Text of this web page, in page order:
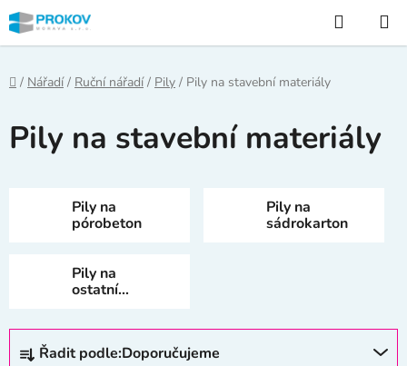
Přejít
na
obsah
Hledat
Domů
/ Nářadí / Ruční nářadí / Pily / Pily na stavební materiály
Pily na stavební materiály
Pily na
pórobeton
Pily na
sádrokarton
Pily na
ostatní
Ř
Řadit podle:Doporučujeme